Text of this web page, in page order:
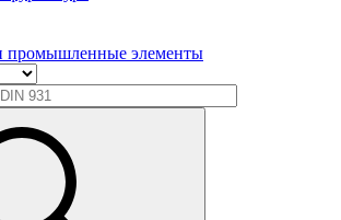
промышленные элементы